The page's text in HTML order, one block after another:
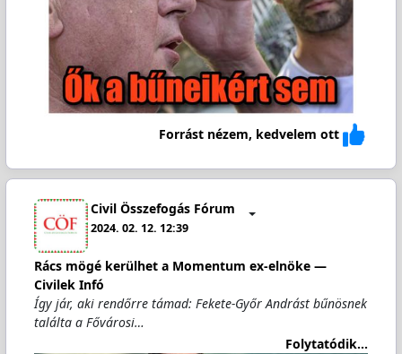
Forrást nézem, kedvelem ott
Civil Összefogás Fórum
2024. 02. 12. 12:39
Rács mögé kerülhet a Momentum ex-elnöke —
Civilek Infó
Így jár, aki rendőrre támad: Fekete-Győr Andrást bűnösnek
találta a Fővárosi…
Folytatódik...